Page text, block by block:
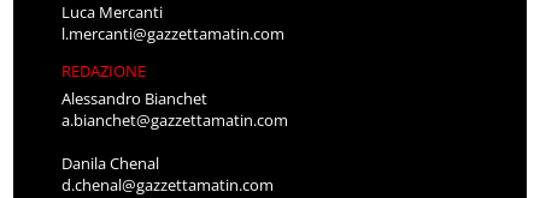
Luca Mercanti
l.mercanti@gazzettamatin.com
REDAZIONE
Alessandro Bianchet
a.bianchet@gazzettamatin.com
Danila Chenal
d.chenal@gazzettamatin.com